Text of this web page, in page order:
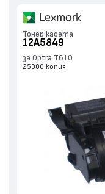
Тонер касета
12A5849
за Optra T610
25000 копия